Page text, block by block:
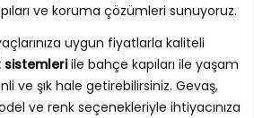
ve koruma çözümleri sunuyoruz.
uygun fiyatlarla kaliteli
sistemleriile bahçe kapıları ile yaşam
ve şık hale getirebilirsiniz. Gevaş,
ve renk seçenekleriyle ihtiyacınıza